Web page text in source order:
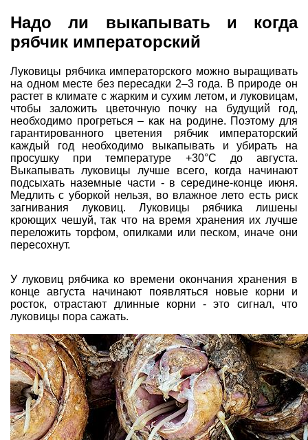
Надо ли выкапывать и когда
рябчик императорский
Луковицы рябчика императорского можно выращивать
на одном месте без пересадки 2–3 года. В природе он
растет в климате с жарким и сухим летом, и луковицам,
чтобы заложить цветочную почку на будущий год,
необходимо прогреться – как на родине. Поэтому для
гарантированного цветения рябчик императорский
каждый год необходимо выкапывать и убирать на
просушку при температуре +30°С до августа.
Выкапывать луковицы лучше всего, когда начинают
подсыхать наземные части - в середине-конце июня.
Медлить с уборкой нельзя, во влажное лето есть риск
загнивания луковиц. Луковицы рябчика лишены
кроющих чешуй, так что на время хранения их лучше
переложить торфом, опилками или песком, иначе они
пересохнут.
У луковиц рябчика ко времени окончания хранения в
конце августа начинают появляться новые корни и
росток, отрастают длинные корни - это сигнал, что
луковицы пора сажать.